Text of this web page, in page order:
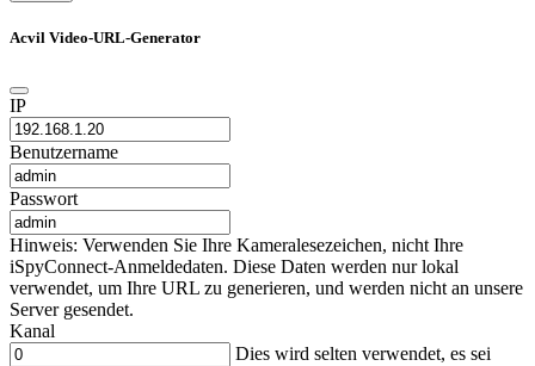
Acvil Video-URL-Generator
IP
Benutzername
Passwort
Hinweis: Verwenden Sie Ihre Kameralesezeichen, nicht Ihre
iSpyConnect-Anmeldedaten. Diese Daten werden nur lokal
verwendet, um Ihre URL zu generieren, und werden nicht an unsere
Server gesendet.
Kanal
Dies wird selten verwendet, es sei